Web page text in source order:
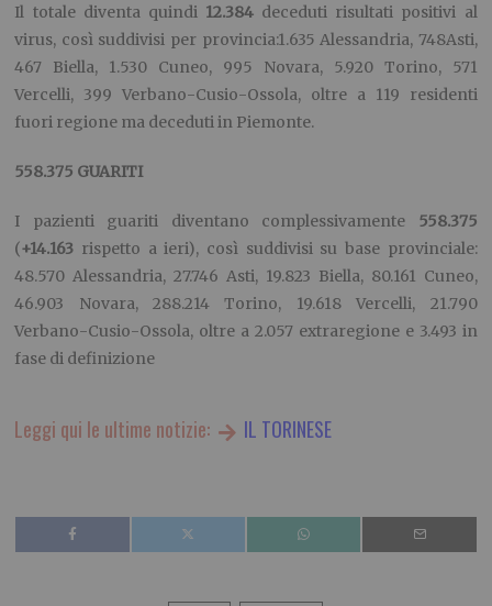
Il totale diventa quindi12.384 deceduti risultati positivi al
virus, così suddivisi per provincia:1.635 Alessandria, 748Asti,
467 Biella, 1.530 Cuneo, 995 Novara, 5.920 Torino, 571
Vercelli, 399 Verbano-Cusio-Ossola, oltre a 119 residenti
fuori regione ma deceduti in Piemonte.
558.375 GUARITI
I pazienti guariti diventano complessivamente 558.375
(+14.163 rispetto a ieri), così suddivisi su base provinciale:
48.570 Alessandria, 27.746 Asti, 19.823 Biella, 80.161 Cuneo,
46.903 Novara, 288.214 Torino, 19.618 Vercelli, 21.790
Verbano-Cusio-Ossola, oltre a 2.057 extraregione e 3.493 in
fase di definizione
Leggi qui le ultime notizie: IL TORINESE